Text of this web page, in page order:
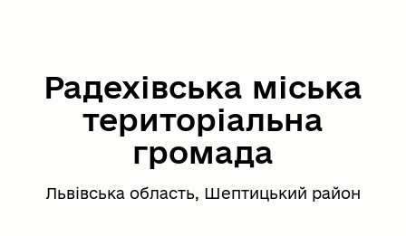
Радехівська міська
територіальна
громада
Львівська область, Шептицький район